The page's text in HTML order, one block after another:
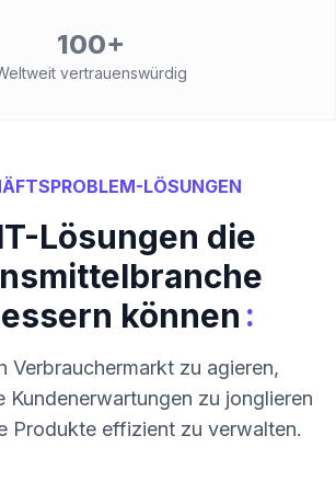
100+
vertrauenswürdig
LÖSUNGEN
Lösungen die
können :
Verbrauchermarkt zu agieren,
Kundenerwartungen zu jonglieren
Produkte effizient zu verwalten.